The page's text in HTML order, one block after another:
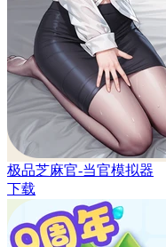
极品芝麻官-当官模拟器
下载